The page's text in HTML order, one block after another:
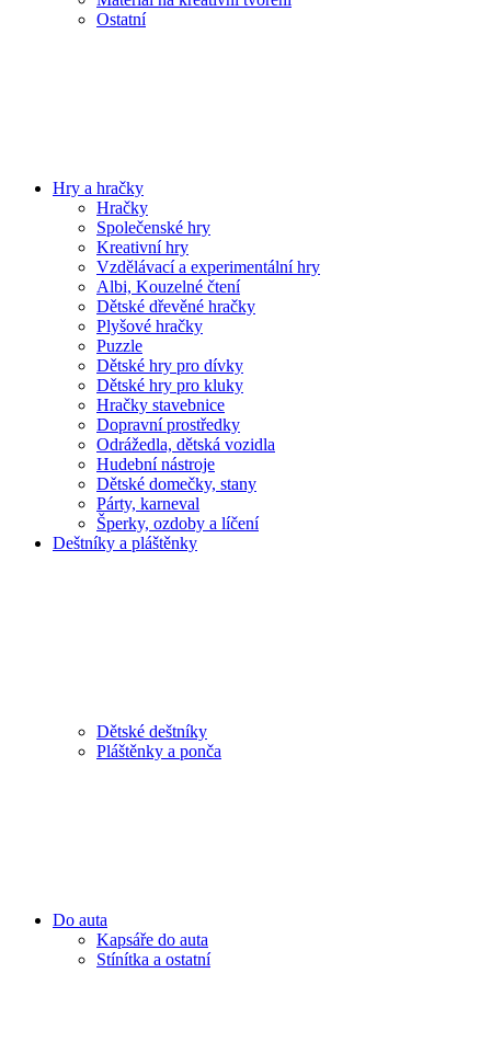
Ostatní
Hry a hračky
Hračky
Společenské hry
Kreativní hry
Vzdělávací a experimentální hry
Albi, Kouzelné čtení
Dětské dřevěné hračky
Plyšové hračky
Puzzle
Dětské hry pro dívky
Dětské hry pro kluky
Hračky stavebnice
Dopravní prostředky
Odrážedla, dětská vozidla
Hudební nástroje
Dětské domečky, stany
Párty, karneval
Šperky, ozdoby a líčení
Deštníky a pláštěnky
Dětské deštníky
Pláštěnky a ponča
Do auta
Kapsáře do auta
Stínítka a ostatní